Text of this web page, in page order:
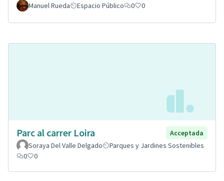
Manuel Rueda Espacio Público 0 0
Parc al carrer Loira
Acceptada
Soraya Del Valle Delgado
Parques y Jardines Sostenibles
0
0